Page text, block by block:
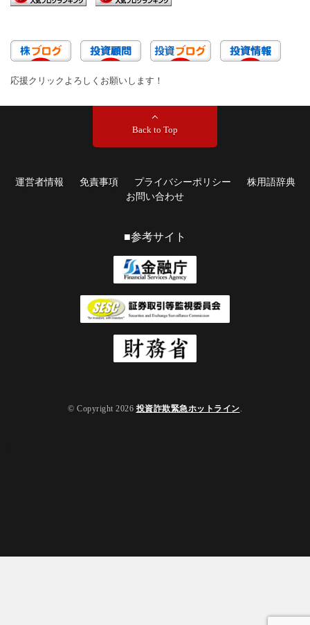
応援クリックよろしくお願いします！
Back to Top
運営者情報 免責事項 プライバシーポリシー
株用語辞典
お問い合わせ
■参考サイト
© Copyright 2026 投資詐欺緊急ホットライン.